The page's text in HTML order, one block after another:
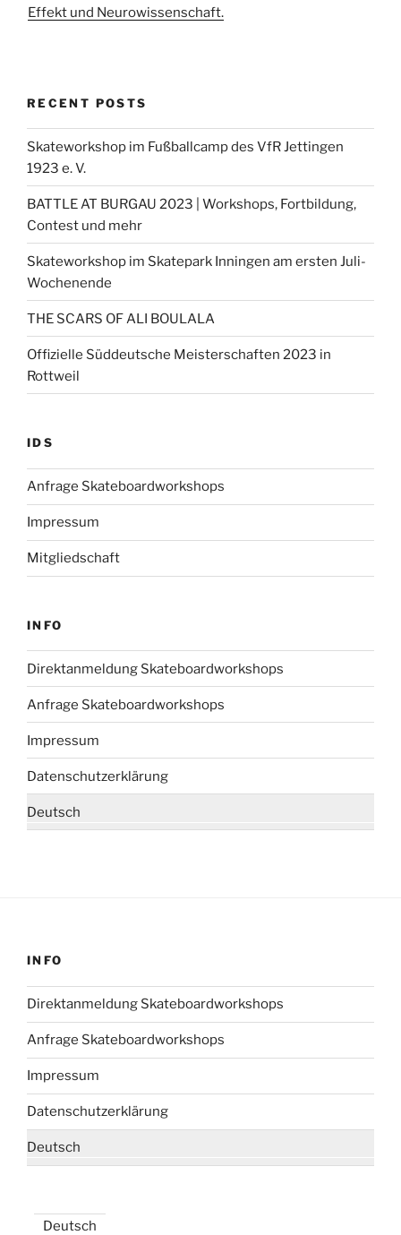
Effekt und Neurowissenschaft.
RECENT POSTS
Skateworkshop im Fußballcamp des VfR Jettingen
1923 e. V.
BATTLE AT BURGAU 2023 | Workshops, Fortbildung,
Contest und mehr
Skateworkshop im Skatepark Inningen am ersten Juli-
Wochenende
THE SCARS OF ALI BOULALA
Offizielle Süddeutsche Meisterschaften 2023 in
Rottweil
IDS
Anfrage Skateboardworkshops
Impressum
Mitgliedschaft
INFO
Direktanmeldung Skateboardworkshops
Anfrage Skateboardworkshops
Impressum
Datenschutzerklärung
Deutsch
INFO
Direktanmeldung Skateboardworkshops
Anfrage Skateboardworkshops
Impressum
Datenschutzerklärung
Deutsch
Deutsch